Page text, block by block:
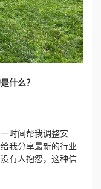
什么？
时间帮我调整安
我分享最新的行业
有人抱怨，这种信